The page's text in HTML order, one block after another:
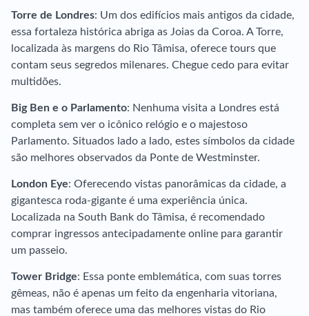
Torre de Londres: Um dos edifícios mais antigos da cidade,
essa fortaleza histórica abriga as Joias da Coroa. A Torre,
localizada às margens do Rio Tâmisa, oferece tours que
contam seus segredos milenares. Chegue cedo para evitar
multidões.
Big Ben e o Parlamento: Nenhuma visita a Londres está
completa sem ver o icônico relógio e o majestoso
Parlamento. Situados lado a lado, estes símbolos da cidade
são melhores observados da Ponte de Westminster.
London Eye: Oferecendo vistas panorâmicas da cidade, a
gigantesca roda-gigante é uma experiência única.
Localizada na South Bank do Tâmisa, é recomendado
comprar ingressos antecipadamente online para garantir
um passeio.
Tower Bridge: Essa ponte emblemática, com suas torres
gêmeas, não é apenas um feito da engenharia vitoriana,
mas também oferece uma das melhores vistas do Rio